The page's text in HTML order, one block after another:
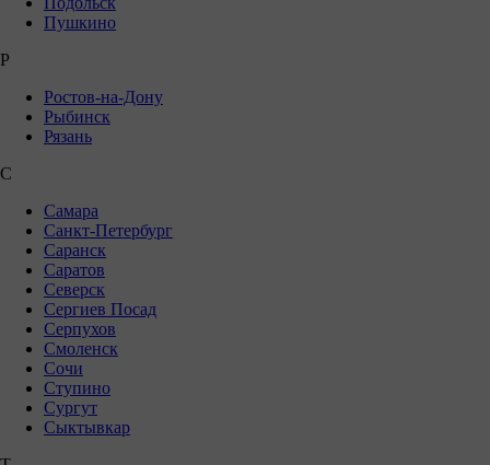
Пушкино
Р
Ростов-на-Дону
Рыбинск
Рязань
С
Самара
Санкт-Петербург
Саранск
Саратов
Северск
Сергиев Посад
Серпухов
Смоленск
Сочи
Ступино
Сургут
Сыктывкар